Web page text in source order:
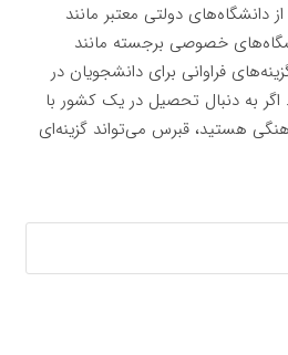
دانشگاه‌های دولتی معتبر مانند
خصوصی برجسته مانند
فراوانی برای دانشجویان در
اگر به دنبال تحصیل در یک کشور با
هستید، قبرس می‌تواند گزینه‌ای